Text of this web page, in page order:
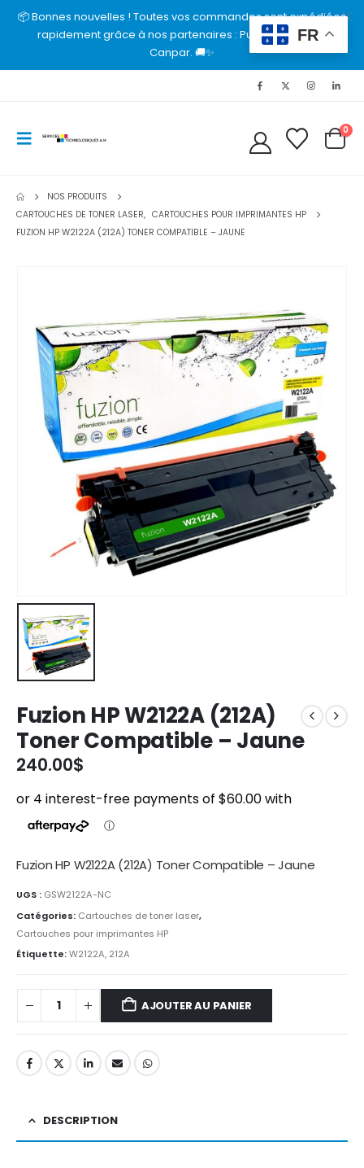
📦 Bonnes nouvelles ! Toutes vos commandes sont expédiées
rapidement grâce à nos partenaires : Purolator, UPS et
Canpar. 🚚✨
0
NOS PRODUITS
CARTOUCHES DE TONER LASER, CARTOUCHES POUR IMPRIMANTES HP
FUZION HP W2122A (212A) TONER COMPATIBLE – JAUNE
Fuzion HP W2122A (212A)
Toner Compatible – Jaune
240.00$
Fuzion HP W2122A (212A) Toner Compatible – Jaune
UGS : GSW2122A-NC
Catégories: Cartouches de toner laser,
Cartouches pour imprimantes HP
Étiquette:W2122A, 212A
AJOUTER AU PANIER
DESCRIPTION
FR